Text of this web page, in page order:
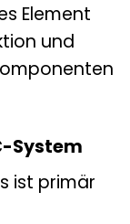
Element
und
System
ist primär